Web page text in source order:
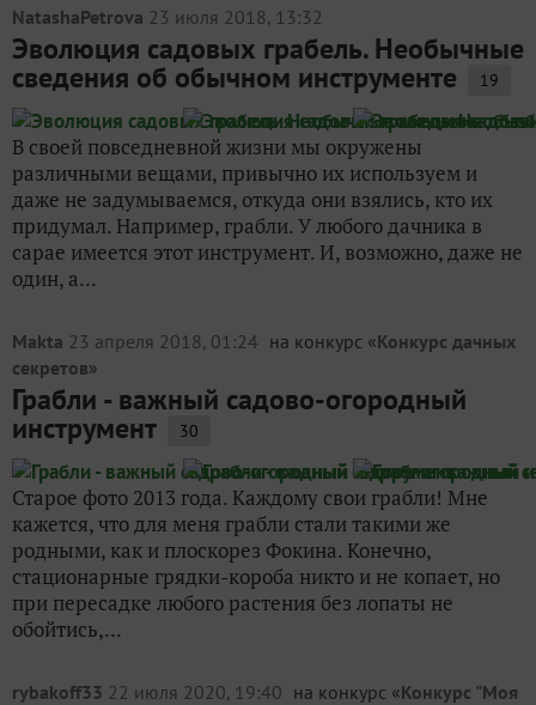
NatashaPetrova 23 июля 2018, 13:32
Эволюция садовых грабель. Необычные
сведения об обычном инструменте 19
В своей повседневной жизни мы окружены
различными вещами, привычно их используем и
даже не задумываемся, откуда они взялись, кто их
придумал. Например, грабли. У любого дачника в
сарае имеется этот инструмент. И, возможно, даже не
один, а...
Makta 23 апреля 2018, 01:24 на конкурс «Конкурс дачных
секретов»
Грабли - важный садово-огородный
инструмент 30
Старое фото 2013 года. Каждому свои грабли! Мне
кажется, что для меня грабли стали такими же
родными, как и плоскорез Фокина. Конечно,
стационарные грядки-короба никто и не копает, но
при пересадке любого растения без лопаты не
обойтись,...
rybakoff33 22 июля 2020, 19:40 на конкурс «Конкурс "Моя